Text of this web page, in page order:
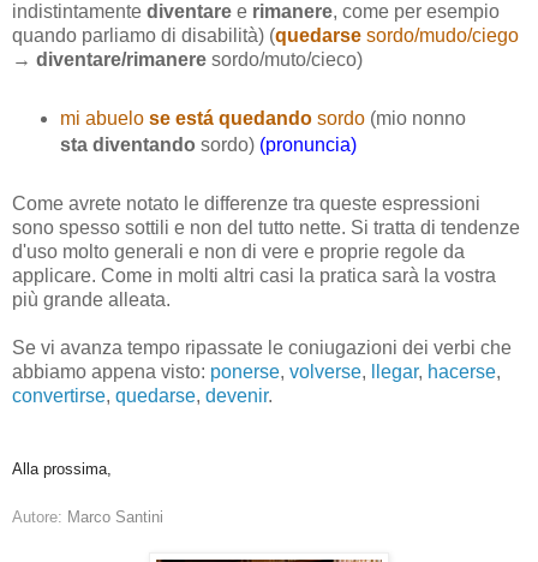
indistintamente diventare e rimanere, come per esempio
quando parliamo di disabilità) (quedarse sordo/mudo/ciego
→ diventare/rimanere sordo/muto/cieco)
mi abuelo se está quedandosordo(mio nonno
sta diventando sordo) (pronuncia)
Come avrete notato le differenze tra queste espressioni
sono spesso sottili e non del tutto nette. Si tratta di tendenze
d'uso molto generali e non di vere e proprie regole da
applicare. Come in molti altri casi la pratica sarà la vostra
più grande alleata.
Se vi avanza tempo ripassate le coniugazioni dei verbi che
abbiamo appena visto: ponerse, volverse, llegar, hacerse,
convertirse, quedarse, devenir.
Alla prossima,
Autore: Marco Santini